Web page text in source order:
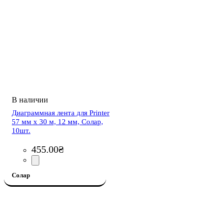
Диаграммная лента для Printer
57 мм х 30 м, 12 мм, Солар,
10шт.
455.00₴
Солар